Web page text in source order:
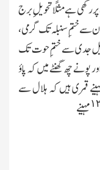
ہے مثلًا تحویلِ برج
سے ختمِ سنبلہ تك گرمی،
جدی سے ختمِ حوت تك
کا ایك دَور ہے کہ تقریبًا ٣٦٥ دن اور پونے چھ گھنٹے میں کہ پاؤ
قمری ہیں کہ ہلال سے
مہینے